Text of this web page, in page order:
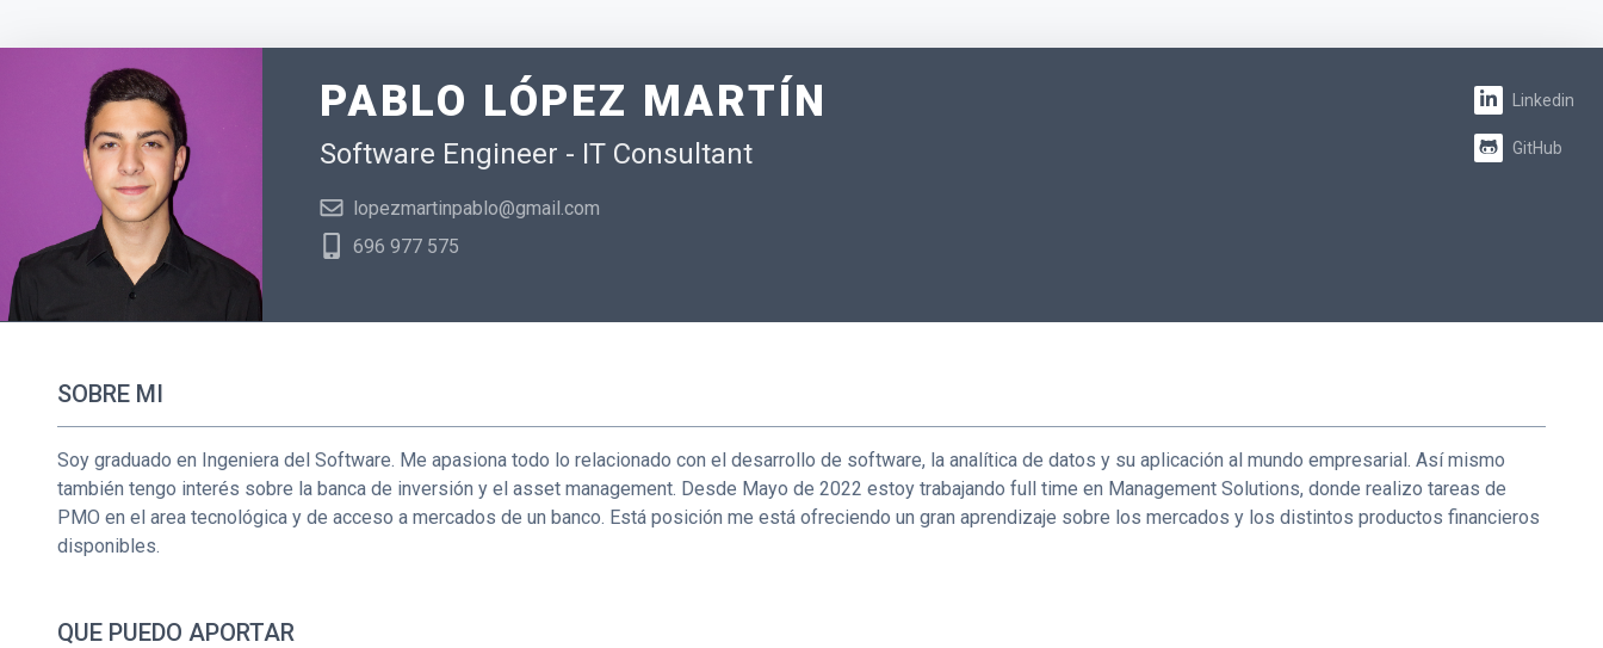
PABLO LÓPEZ MARTÍN
Software Engineer - IT Consultant
lopezmartinpablo@gmail.com
696 977 575
Linkedin
GitHub
SOBRE MI
Soy graduado en Ingeniera del Software. Me apasiona todo lo relacionado con el desarrollo de software, la analítica de datos y su aplicación al mundo empresarial. Así mismo
también tengo interés sobre la banca de inversión y el asset management. Desde Mayo de 2022 estoy trabajando full time en Management Solutions, donde realizo tareas de
PMO en el area tecnológica y de acceso a mercados de un banco. Está posición me está ofreciendo un gran aprendizaje sobre los mercados y los distintos productos financieros
disponibles.
QUE PUEDO APORTAR